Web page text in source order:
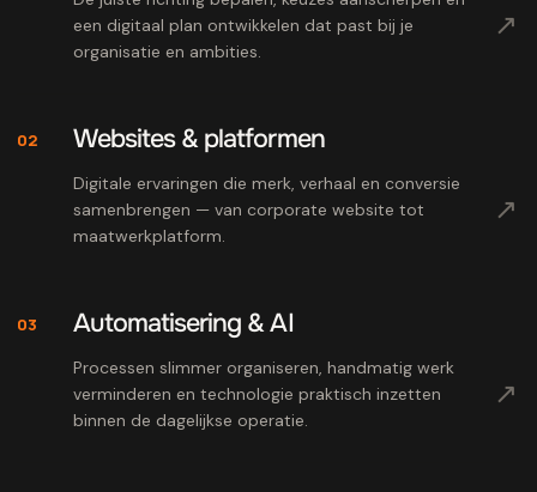
een digitaal plan ontwikkelen dat past bij je
organisatie en ambities.
↗
02 Websites & platformen
Digitale ervaringen die merk, verhaal en conversie
samenbrengen — van corporate website tot
maatwerkplatform.
↗
03 Automatisering & AI
Processen slimmer organiseren, handmatig werk
verminderen en technologie praktisch inzetten
binnen de dagelijkse operatie.
↗